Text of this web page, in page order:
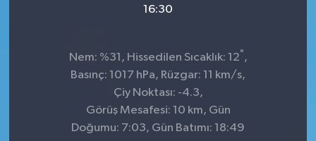
16:30
Nem: %31, Hissedilen Sıcaklık: 12° ,
Basınç: 1017 hPa, Rüzgar: 11 km/s,
Çiy Noktası: -4.3,
Görüş Mesafesi: 10 km, Gün
Doğumu: 7:03, Gün Batımı: 18:49